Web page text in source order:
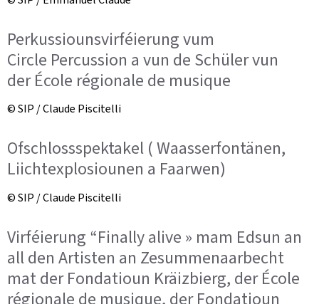
Perkussiounsvirféierung vum
Circle Percussion a vun de Schüler vun
der École régionale de musique
© SIP / Claude Piscitelli
Ofschlossspektakel ( Waasserfontänen,
Liichtexplosiounen a Faarwen)
© SIP / Claude Piscitelli
Virféierung “Finally alive » mam Edsun an
all den Artisten an Zesummenaarbecht
mat der Fondatioun Kräizbierg, der École
régionale de musique, der Fondatioun